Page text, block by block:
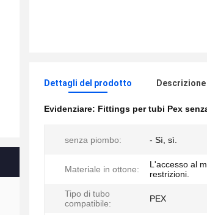
Dettagli del prodotto
Evidenziare: Fittings per tubi Pex
senza piombo: - Sì, sì.
Materiale in ottone:
L'accesso al
restrizioni.
Tipo di tubo
compatibile:
PEX